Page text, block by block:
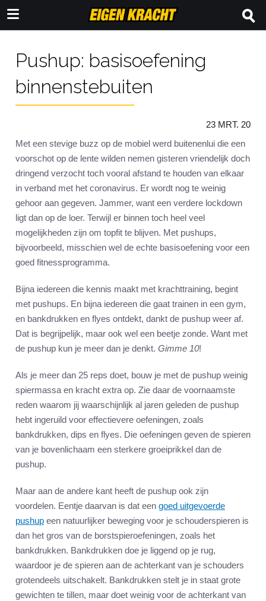
Pushup: basisoefening
binnenstebuiten
23 MRT. 20
Met een stevige buzz op de mobiel werd buitenenlui die een
voorschot op de lente wilden nemen gisteren vriendelijk doch
dringend verzocht toch vooral afstand te houden van elkaar
in verband met het coronavirus. Er wordt nog te weinig
gehoor aan gegeven. Jammer, want een verdere lockdown
ligt dan op de loer. Terwijl er binnen toch heel veel
mogelijkheden zijn om topfit te blijven. Met pushups,
bijvoorbeeld, misschien wel de echte basisoefening voor een
goed fitnessprogramma.
Bijna iedereen die kennis maakt met krachttraining, begint
met pushups. En bijna iedereen die gaat trainen in een gym,
en bankdrukken en flyes ontdekt, dankt de pushup weer af.
Dat is begrijpelijk, maar ook wel een beetje zonde. Want met
de pushup kun je meer dan je denkt. Gimme 10!
Als je meer dan 25 reps doet, bouw je met de pushup weinig
spiermassa en kracht extra op. Zie daar de voornaamste
reden waarom jij waarschijnlijk al jaren geleden de pushup
hebt ingeruild voor effectievere oefeningen, zoals
bankdrukken, dips en flyes. Die oefeningen geven de spieren
van je bovenlichaam een sterkere groeiprikkel dan de
pushup.
Maar aan de andere kant heeft de pushup ook zijn
voordelen. Eentje daarvan is dat een goed uitgevoerde
pushup een natuurlijker beweging voor je schouderspieren is
dan het gros van de borstspieroefeningen, zoals het
bankdrukken. Bankdrukken doe je liggend op je rug,
waardoor je de spieren aan de achterkant van je schouders
grotendeels uitschakelt. Bankdrukken stelt je in staat grote
gewichten te tillen, maar doet weinig voor de achterkant van